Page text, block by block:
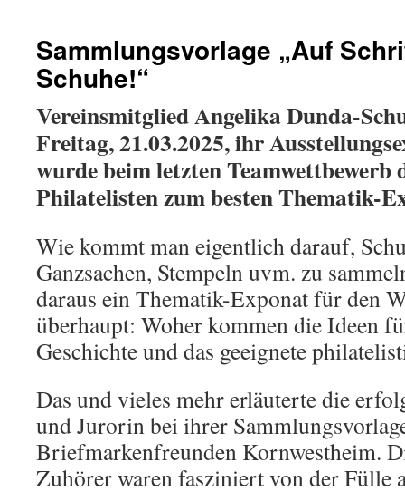
Sammlungsvorlage „Auf
Schuhe!“
Vereinsmitglied Angelika Dunda-
Freitag, 21.03.2025, ihr
wurde beim letzten Teamwettbewerb
Philatelisten zum besten Thematik-
Wie kommt man eigentlich darauf,
Ganzsachen, Stempeln uvm. zu
daraus ein Thematik-Exponat für den
überhaupt: Woher kommen die Ideen
Geschichte und das geeignete
Das und vieles mehr erläuterte die
und Jurorin bei ihrer
Briefmarkenfreunden Kornwestheim.
Zuhörer waren fasziniert von der Fülle